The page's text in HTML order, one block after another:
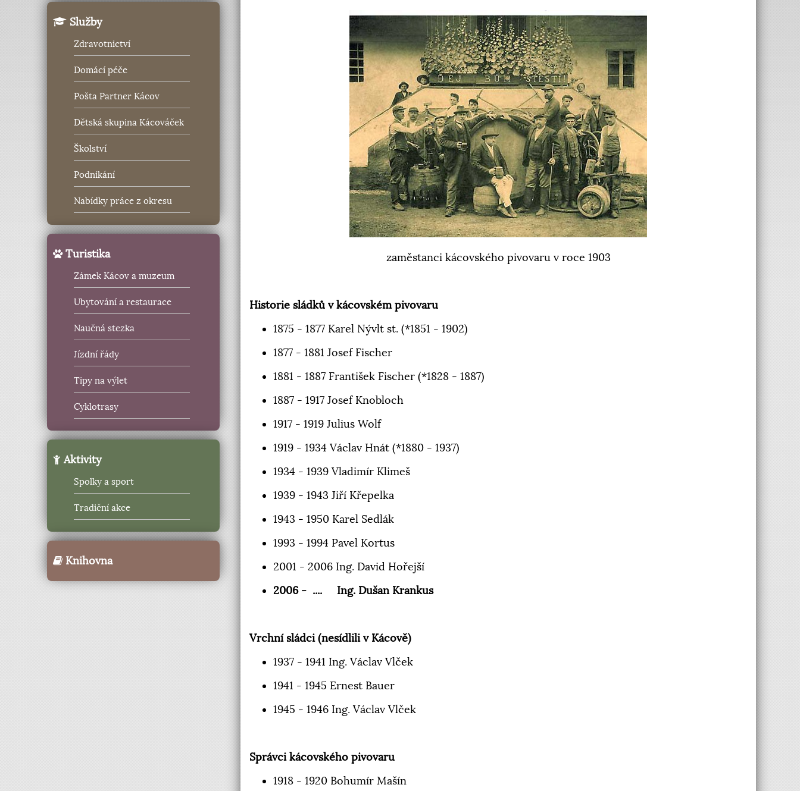
Služby
Zdravotnictví
Domácí péče
Pošta Partner Kácov
Dětská skupina Kácováček
Školství
Podnikání
Nabídky práce z okresu
Turistika
Zámek Kácov a muzeum
Ubytování a restaurace
Naučná stezka
Jízdní řády
Tipy na výlet
Cyklotrasy
Aktivity
Spolky a sport
Tradiční akce
Knihovna
zaměstanci kácovského pivovaru v roce 1903
Historie sládků v kácovském pivovaru
1875 - 1877 Karel Nývlt st. (*1851 - 1902)
1877 - 1881 Josef Fischer
1881 - 1887 František Fischer (*1828 - 1887)
1887 - 1917 Josef Knobloch
1917 - 1919 Julius Wolf
1919 - 1934 Václav Hnát (*1880 - 1937)
1934 - 1939 Vladimír Klimeš
1939 - 1943 Jiří Křepelka
1943 - 1950 Karel Sedlák
1993 - 1994 Pavel Kortus
2001 - 2006 Ing. David Hořejší
2006 - .... Ing. Dušan Krankus
Vrchní sládci (nesídlili v Kácově)
1937 - 1941 Ing. Václav Vlček
1941 - 1945 Ernest Bauer
1945 - 1946 Ing. Václav Vlček
Správci kácovského pivovaru
1918 - 1920 Bohumír Mašín